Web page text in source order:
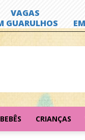
BEBÊS CRIANÇAS